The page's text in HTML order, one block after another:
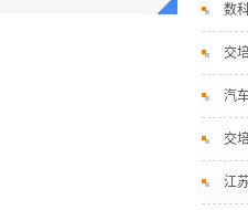
数
交
汽
交
江